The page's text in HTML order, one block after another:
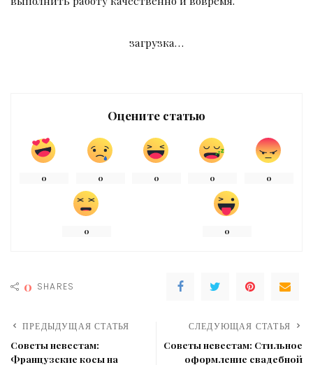
загрузка…
Оцените статью
0 0 0 0 0
0 0
0 SHARES
ПРЕДЫДУЩАЯ СТАТЬЯ
Советы невестам:
Французские косы на
СЛЕДУЮЩАЯ СТАТЬЯ
Советы невестам: Стильное
оформление свадебной